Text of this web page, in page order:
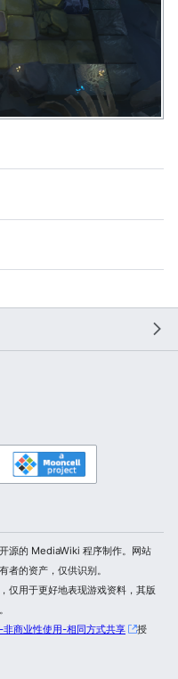
源的 MediaWiki 程序制作。网站
者的资产，仅供识别。
仅用于更好地表现游戏资料，其版
非商业性使用-相同方式共享
授